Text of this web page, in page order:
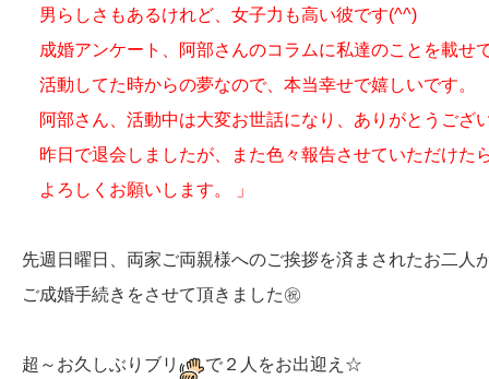
男らしさもあるけれど、女子力も高い彼です(^^)
成婚アンケート、阿部さんのコラムに私達のことを載せ
活動してた時からの夢なので、本当幸せで嬉しいです。
阿部さん、活動中は大変お世話になり、ありがとうござ
昨日で退会しましたが、また色々報告させていただけた
よろしくお願いします。 」
先週日曜日、両家ご両親様へのご挨拶を済まされたお二人
ご成婚手続きをさせて頂きました㊗
超～お久しぶりブリ
で２人をお出迎え☆